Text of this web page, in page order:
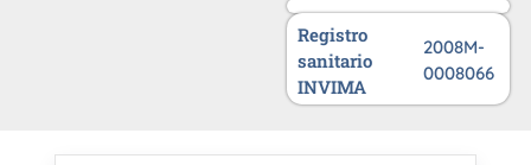
Registro
sanitario
INVIMA
2008M-
0008066